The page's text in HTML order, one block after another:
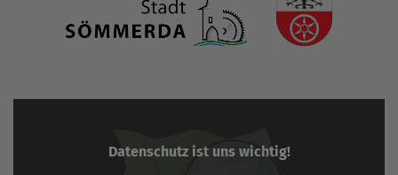
Datenschutz ist uns wichtig!